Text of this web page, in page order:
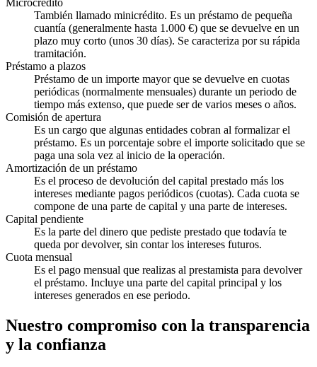
También llamado minicrédito. Es un préstamo de pequeña
cuantía (generalmente hasta 1.000 €) que se devuelve en un
plazo muy corto (unos 30 días). Se caracteriza por su rápida
tramitación.
Préstamo a plazos
Préstamo de un importe mayor que se devuelve en cuotas
periódicas (normalmente mensuales) durante un periodo de
tiempo más extenso, que puede ser de varios meses o años.
Comisión de apertura
Es un cargo que algunas entidades cobran al formalizar el
préstamo. Es un porcentaje sobre el importe solicitado que se
paga una sola vez al inicio de la operación.
Amortización de un préstamo
Es el proceso de devolución del capital prestado más los
intereses mediante pagos periódicos (cuotas). Cada cuota se
compone de una parte de capital y una parte de intereses.
Capital pendiente
Es la parte del dinero que pediste prestado que todavía te
queda por devolver, sin contar los intereses futuros.
Cuota mensual
Es el pago mensual que realizas al prestamista para devolver
el préstamo. Incluye una parte del capital principal y los
intereses generados en ese periodo.
Nuestro compromiso con la transparencia
y la confianza